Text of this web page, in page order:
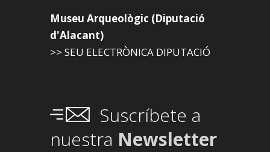
Museu Arqueològic (Diputació
d'Alacant)
>> SEU ELECTRÒNICA DIPUTACIÓ
Suscríbete a
nuestra Newsletter